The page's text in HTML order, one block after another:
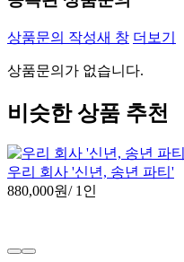
상품문의 작성새 창 더보기
상품문의가 없습니다.
비슷한 상품 추천
우리 회사 '신년, 송년 파티'
880,000원/ 1인